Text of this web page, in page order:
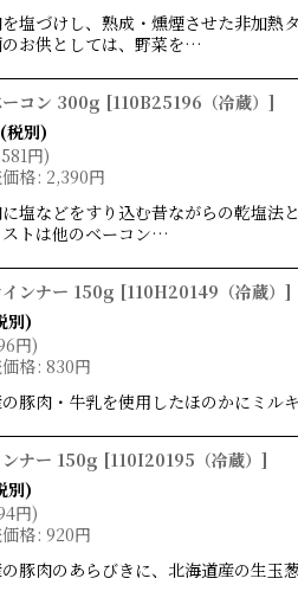
塩づけし、熟成・燻煙させた非加熱
お供としては、野菜を…
ーコン 300g [110B25196（冷蔵） ]
(税別)
円)
格: 2,390円
塩などをすり込む昔ながらの乾塩法
ストは他のベーコン…
インナー 150g [110H20149（冷蔵） ]
別)
円)
格: 830円
豚肉・牛乳を使用したほのかにミル
ナー 150g [110I20195（冷蔵） ]
別)
円)
格: 920円
豚肉のあらびきに、北海道産の生玉